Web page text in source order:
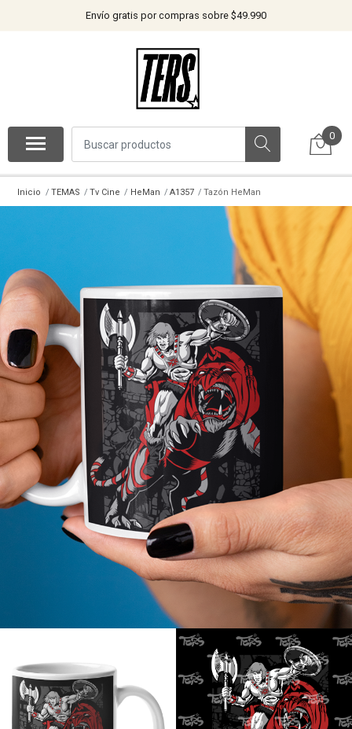
Envío gratis por compras sobre $49.990
0
Inicio TEMAS Tv Cine HeMan A1357 Tazón HeMan